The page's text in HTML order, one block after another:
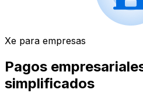
Xe para empresas
Pagos
simplificados